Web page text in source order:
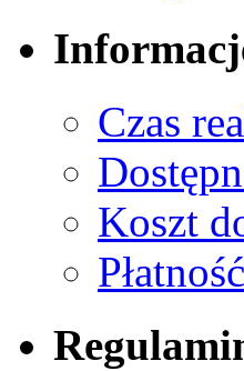
Czas
Koszt
Płatność